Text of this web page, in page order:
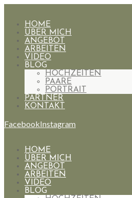
HOME
ÜBER MICH
ANGEBOT
ARBEITEN
VIDEO
BLOG
HOCHZEITEN
PAARE
PORTRAIT
PARTNER
KONTAKT
FacebookInstagram
HOME
ÜBER MICH
ANGEBOT
ARBEITEN
VIDEO
BLOG